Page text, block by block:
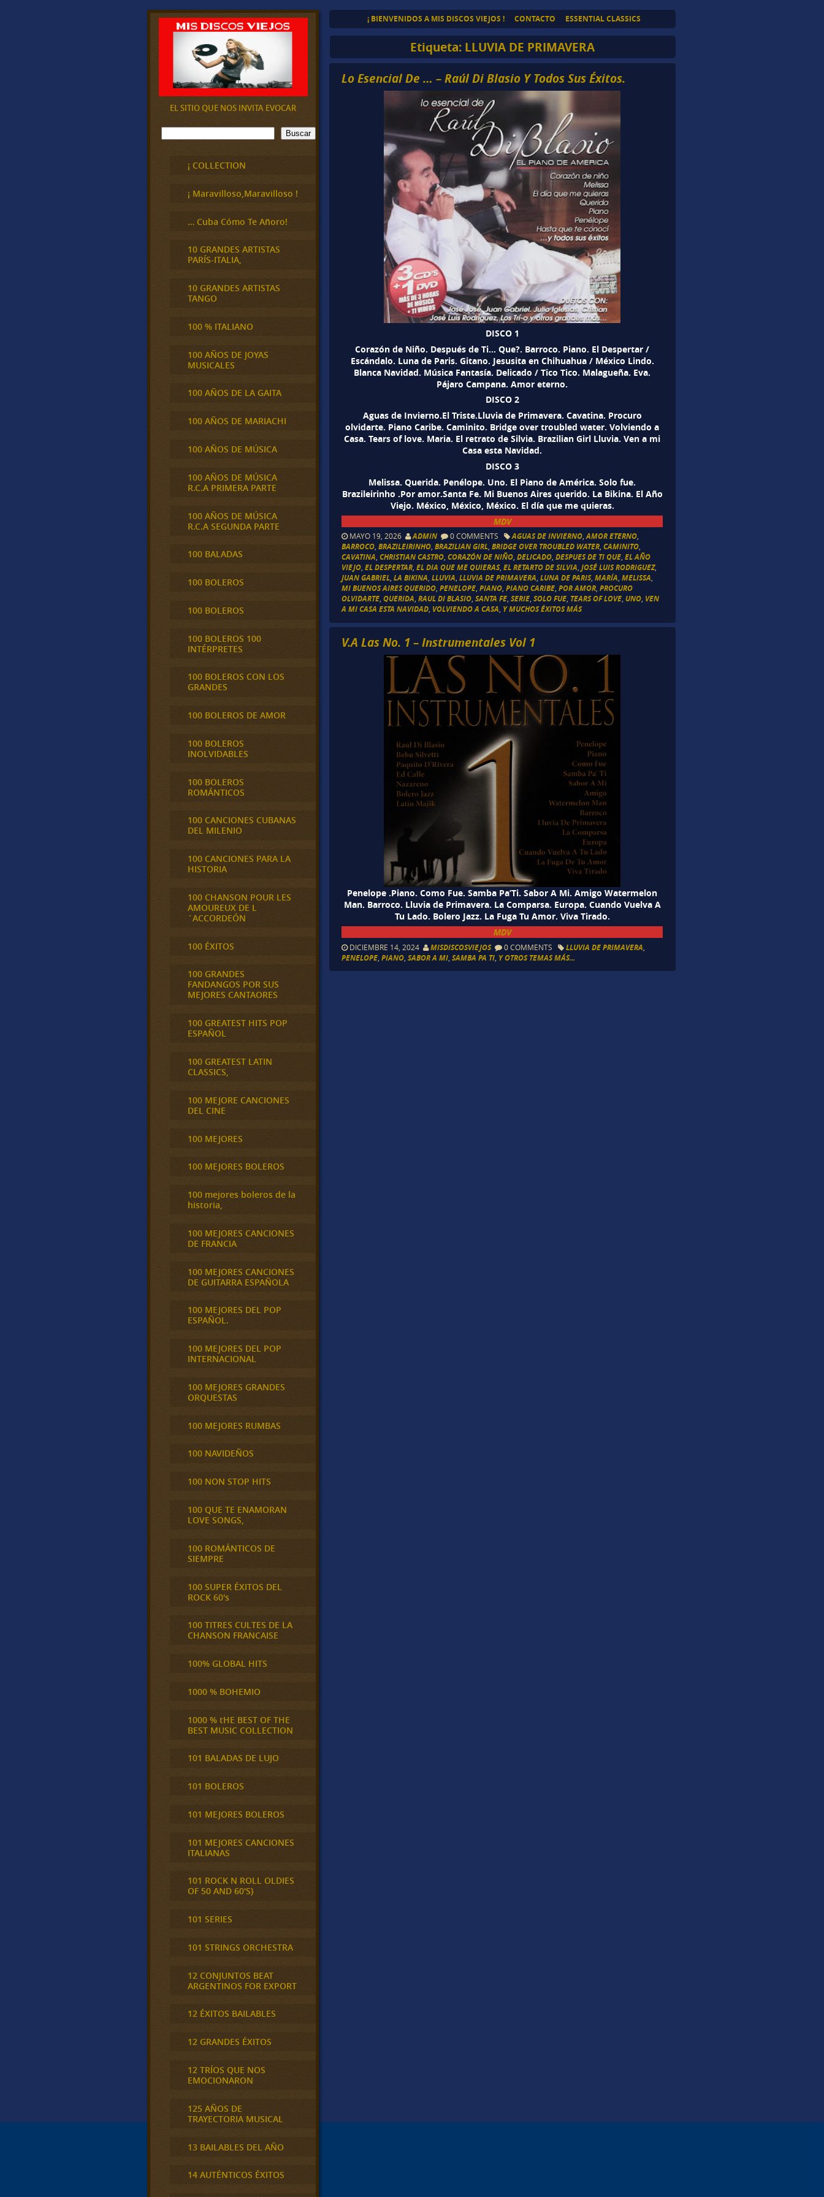
¡ BIENVENIDOS A MIS DISCOS VIEJOS ! CONTACTO ESSENTIAL CLASSICS
Etiqueta: LLUVIA DE PRIMAVERA
Lo Esencial De … – Raúl Di Blasio Y Todos Sus Éxitos.
DISCO 1
Corazón de Niño. Después de Ti… Que?. Barroco. Piano. El Despertar /
Escándalo. Luna de Paris. Gitano. Jesusita en Chihuahua / México Lindo.
Blanca Navidad. Música Fantasía. Delicado / Tico Tico. Malagueña. Eva.
Pájaro Campana. Amor eterno.
DISCO 2
Aguas de Invierno.El Triste.Lluvia de Primavera. Cavatina. Procuro
olvidarte. Piano Caribe. Caminito. Bridge over troubled water. Volviendo a
Casa. Tears of love. Maria. El retrato de Silvia. Brazilian Girl Lluvia. Ven a mi
Casa esta Navidad.
DISCO 3
Melissa. Querida. Penélope. Uno. El Piano de América. Solo fue.
Brazileirinho .Por amor.Santa Fe. Mi Buenos Aires querido. La Bikina. El Año
Viejo. México, México, México. El día que me quieras.
MDV
MAYO 19, 2026 ADMIN 0 COMMENTS AGUAS DE INVIERNO,AMOR ETERNO,
BARROCO,BRAZILEIRINHO,BRAZILIAN GIRL,BRIDGE OVER TROUBLED WATER,CAMINITO,
CAVATINA,CHRISTIAN CASTRO,CORAZÓN DE NIÑO,DELICADO,DESPUES DE TI QUE,EL AÑO
VIEJO,EL DESPERTAR,EL DIA QUE ME QUIERAS,EL RETARTO DE SILVIA,JOSÉ LUIS RODRIGUEZ,
JUAN GABRIEL,LA BIKINA,LLUVIA,LLUVIA DE PRIMAVERA,LUNA DE PARIS,MARÍA,MELISSA,
MI BUENOS AIRES QUERIDO,PENELOPE,PIANO,PIANO CARIBE,POR AMOR,PROCURO
OLVIDARTE,QUERIDA,RAUL DI BLASIO,SANTA FE,SERIE,SOLO FUE, TEARS OF LOVE, UNO, VEN
A MI CASA ESTA NAVIDAD, VOLVIENDO A CASA, Y MUCHOS ÉXITOS MÁS
V.A Las No. 1 – Instrumentales Vol 1
Penelope .Piano. Como Fue. Samba Pa’Ti. Sabor A Mi. Amigo Watermelon
Man. Barroco. Lluvia de Primavera. La Comparsa. Europa. Cuando Vuelva A
Tu Lado. Bolero Jazz. La Fuga Tu Amor. Viva Tirado.
MDV
DICIEMBRE 14, 2024 MISDISCOSVIEJOS 0 COMMENTS LLUVIA DE PRIMAVERA
PENELOPE ,PIANO ,SABOR A MI ,SAMBA PA TI Y OTROS TEMAS MÁS...
EL SITIO QUE NOS INVITA EVOCAR
B
u
Buscar
¡ COLLECTION
¡ Maravilloso,Maravilloso !
… Cuba Cómo Te Añoro!
10 GRANDES ARTISTAS
PARÍS-ITALIA,
10 GRANDES ARTISTAS
TANGO
100 % ITALIANO
100 AÑOS DE JOYAS
MUSICALES
100 AÑOS DE LA GAITA
100 AÑOS DE MARIACHI
100 AÑOS DE MÚSICA
100 AÑOS DE MÚSICA
R.C.A PRIMERA PARTE
100 AÑOS DE MÚSICA
R.C.A SEGUNDA PARTE
100 BALADAS
100 BOLEROS
100 BOLEROS
100 BOLEROS 100
INTÉRPRETES
100 BOLEROS CON LOS
GRANDES
100 BOLEROS DE AMOR
100 BOLEROS
INOLVIDABLES
100 BOLEROS
ROMÁNTICOS
100 CANCIONES CUBANAS
DEL MILENIO
100 CANCIONES PARA LA
HISTORIA
100 CHANSON POUR LES
AMOUREUX DE L
´ACCORDEÓN
100 ÉXITOS
100 GRANDES
FANDANGOS POR SUS
MEJORES CANTAORES
100 GREATEST HITS POP
ESPAÑOL
100 GREATEST LATIN
CLASSICS,
100 MEJORE CANCIONES
DEL CINE
100 MEJORES
100 MEJORES BOLEROS
100 mejores boleros de la
historia,
100 MEJORES CANCIONES
DE FRANCIA
100 MEJORES CANCIONES
DE GUITARRA ESPAÑOLA
100 MEJORES DEL POP
ESPAÑOL.
100 MEJORES DEL POP
INTERNACIONAL
100 MEJORES GRANDES
ORQUESTAS
100 MEJORES RUMBAS
100 NAVIDEÑOS
100 NON STOP HITS
100 QUE TE ENAMORAN
LOVE SONGS,
100 ROMÁNTICOS DE
SIEMPRE
100 SUPER ÉXITOS DEL
ROCK 60's
100 TITRES CULTES DE LA
CHANSON FRANCAISE
100% GLOBAL HITS
1000 % BOHEMIO
1000 % tHE BEST OF THE
BEST MUSIC COLLECTION
101 BALADAS DE LUJO
101 BOLEROS
101 MEJORES BOLEROS
101 MEJORES CANCIONES
ITALIANAS
101 ROCK N ROLL OLDIES
OF 50 AND 60'S}
101 SERIES
101 STRINGS ORCHESTRA
12 CONJUNTOS BEAT
ARGENTINOS FOR EXPORT
12 ÉXITOS BAILABLES
12 GRANDES ÉXITOS
12 TRÍOS QUE NOS
EMOCIONARON
125 AÑOS DE
TRAYECTORIA MUSICAL
13 BAILABLES DEL AÑO
14 AUTÉNTICOS ÉXITOS